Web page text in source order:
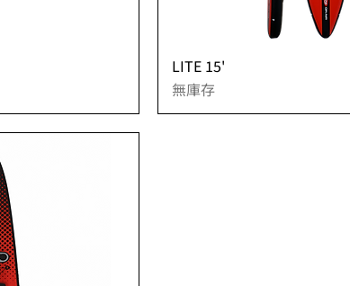
LITE 15'
無庫存